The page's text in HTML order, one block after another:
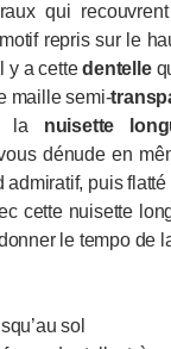
qui
repris sur le
y a cettedentelle
maille semi-
la nuisette
dénude en
admiratif, puis
cette nuisette
le tempo de
sol